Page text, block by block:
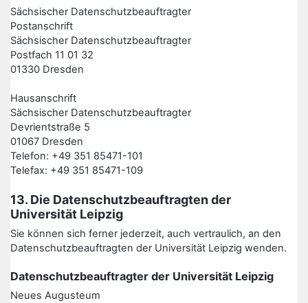
Sächsischer Datenschutzbeauftragter
Postanschrift
Sächsischer Datenschutzbeauftragter
Postfach 11 01 32
01330 Dresden
Hausanschrift
Sächsischer Datenschutzbeauftragter
Devrientstraße 5
01067 Dresden
Telefon: +49 351 85471-101
Telefax: +49 351 85471-109
13. Die Datenschutzbeauftragten der
Universität Leipzig
Sie können sich ferner jederzeit, auch vertraulich, an den
Datenschutzbeauftragten der Universität Leipzig wenden.
Datenschutzbeauftragter der Universität Leipzig
Neues Augusteum